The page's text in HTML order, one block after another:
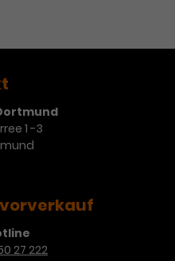
1 -3
27 222